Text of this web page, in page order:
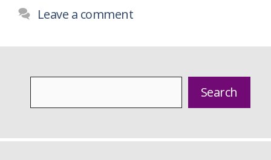
Leave a comment
Search